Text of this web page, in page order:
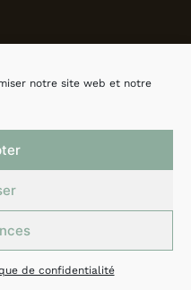
notre site web et notre
de confidentialité